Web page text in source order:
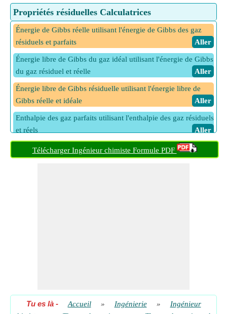
Propriétés résiduelles Calculatrices
Énergie de Gibbs réelle utilisant l'énergie de Gibbs des gaz
résiduels et parfaits
​ Aller
Énergie libre de Gibbs du gaz idéal utilisant l'énergie de Gibbs
du gaz résiduel et réelle
​ Aller
Énergie libre de Gibbs résiduelle utilisant l'énergie libre de
Gibbs réelle et idéale
​ Aller
Enthalpie des gaz parfaits utilisant l'enthalpie des gaz résiduels
et réels
​ Aller
Enthalpie réelle utilisant l'enthalpie des gaz résiduels et
parfaits
​ Aller
Volume de gaz idéal utilisant le volume de gaz résiduel et réel
​ Aller
Télécharger Ingénieur chimiste Formule PDF
Tu es là- Accueil » Ingénierie »
Ingénieur